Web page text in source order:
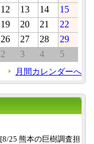
12 13 14
15
19 20 21
22
26 27 28
29
2 3 4 5
月間カレンダーへ
[8/25 熊本の巨樹調査担